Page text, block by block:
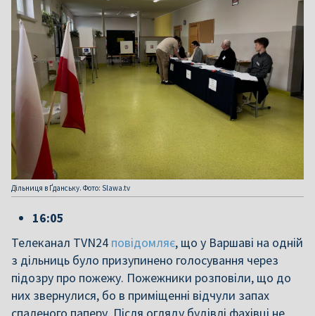
Дільниця в Ґданську. Фото: Slawa.tv
16:05
Телеканал TVN24 повідомляє, що у Варшаві на одній
з дільниць було призупинено голосування через
підозру про пожежу. Пожежники розповіли, що до
них звернулися, бо в приміщенні відчули запах